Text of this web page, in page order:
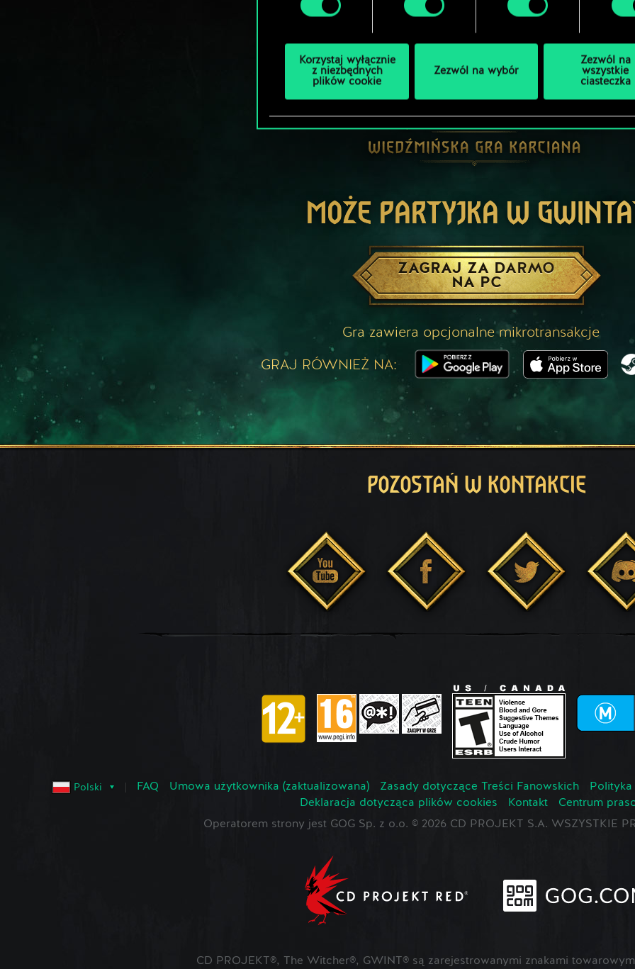
Korzystaj wyłącznie
z niezbędnych
plików cookie
Zezwól na wybór
Zezwól na
wszystkie
ciasteczka
MOŻE PARTYJKA W
ZAGRAJ ZA DARMO
NA PC
Gra zawiera opcjonalne mikrotransakcje
GRAJ RÓWNIEŻ NA:
POZOSTAŃ W KONTAKCIE
Polski FAQ Umowa użytkownika (zaktualizowana) Zasady dotyczące Treści Fanowskich
Deklaracja dotycząca plików cookies
Kontakt
Centrum
Operatorem strony jest GOG Sp. z o.o. © 2026 CD PROJEKT S.A. WSZYSTKIE
CD PROJEKT®, The Witcher®, GWINT® są zarejestrowanymi znakami